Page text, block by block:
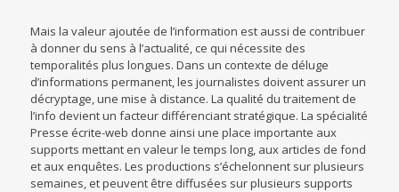
Mais la valeur ajoutée de l’information est aussi de contribuer
à donner du sens à l’actualité, ce qui nécessite des
temporalités plus longues. Dans un contexte de déluge
d’informations permanent, les journalistes doivent assurer un
décryptage, une mise à distance. La qualité du traitement de
l’info devient un facteur différenciant stratégique. La spécialité
Presse écrite-web donne ainsi une place importante aux
supports mettant en valeur le temps long, aux articles de fond
et aux enquêtes. Les productions s’échelonnent sur plusieurs
semaines, et peuvent être diffusées sur plusieurs supports